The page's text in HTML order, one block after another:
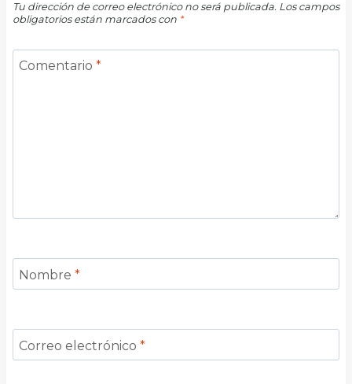
Tu dirección de correo electrónico no será publicada. Los campos
obligatorios están marcados con *
Comentario *
Nombre *
Correo electrónico *